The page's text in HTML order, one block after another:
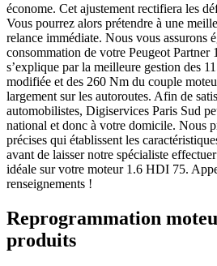
économe. Cet ajustement rectifiera les
Vous pourrez alors prétendre à une
relance immédiate. Nous vous assurons
consommation de votre Peugeot
s’explique par la meilleure gestion des
modifiée et des 260 Nm du couple
largement sur les autoroutes. Afin de
automobilistes, Digiservices Paris Sud
national et donc à votre domicile. Nous
précises qui établissent les
avant de laisser notre spécialiste
idéale sur votre moteur 1.6 HDI 75.
renseignements !
Reprogrammation
produits